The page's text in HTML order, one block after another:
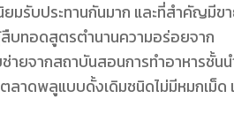
มรับประทานกันมาก และที่สำคัญมีข
บทอดสูตรตำนานความอร่อยจาก
ยจากสถาบันสอนการทำอาหารชั้นน
าดพลูแบบดั้งเดิมชนิดไม่มีหมกเม็ด